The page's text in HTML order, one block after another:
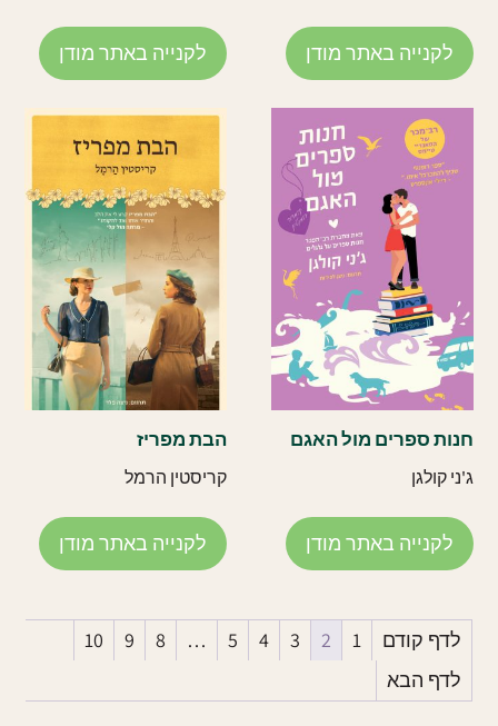
לקנייה באתר מודן לקנייה באתר מודן
חנות ספרים מול האגם
ג'ני קולגן
לקנייה באתר מודן
הבת מפריז
קריסטין הרמל
לקנייה באתר מודן
לדף קודם 1
2
3
4
5
…
8
9
10
לדף הבא